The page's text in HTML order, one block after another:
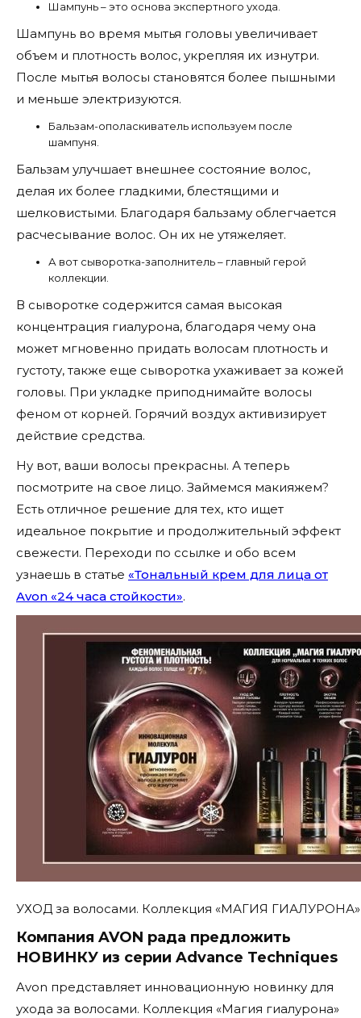
Шампунь – это основа экспертного ухода.
Шампунь во время мытья головы увеличивает
объем и плотность волос, укрепляя их изнутри.
После мытья волосы становятся более пышными
и меньше электризуются.
Бальзам-ополаскиватель используем после
шампуня.
Бальзам улучшает внешнее состояние волос,
делая их более гладкими, блестящими и
шелковистыми. Благодаря бальзаму облегчается
расчесывание волос. Он их не утяжеляет.
А вот сыворотка-заполнитель – главный герой
коллекции.
В сыворотке содержится самая высокая
концентрация гиалурона, благодаря чему она
может мгновенно придать волосам плотность и
густоту, также еще сыворотка ухаживает за кожей
головы. При укладке приподнимайте волосы
феном от корней. Горячий воздух активизирует
действие средства.
Ну вот, ваши волосы прекрасны. А теперь
посмотрите на свое лицо. Займемся макияжем?
Есть отличное решение для тех, кто ищет
идеальное покрытие и продолжительный эффект
свежести. Переходи по ссылке и обо всем
узнаешь в статье «Тональный крем для лица от
Avon «24 часа стойкости».
УХОД за волосами. Коллекция «МАГИЯ ГИАЛУРОНА»
Компания AVON рада предложить
НОВИНКУ из серии Advance Techniques
Avon представляет инновационную новинку для
ухода за волосами. Коллекция «Магия гиалурона»